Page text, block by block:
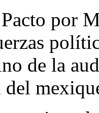
por
de la